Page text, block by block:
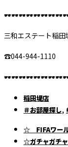
三和エステート稲田
☎︎044-944-1110
稲田堤店
＃お部屋探し,
☆ FIFAワー
☆ガチャガチ